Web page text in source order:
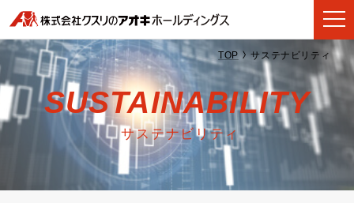
SUSTAINABILITY
サステナビリティ
TOP サステナビリティ